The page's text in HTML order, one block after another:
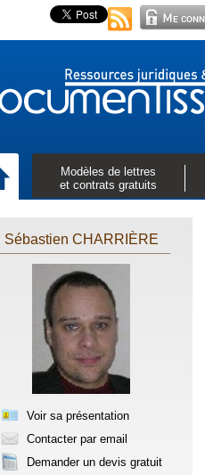
Modèles de lettres
et contrats gratuits
Sébastien CHARRIÈRE
Voir sa présentation
Contacter par email
Demander un devis gratuit